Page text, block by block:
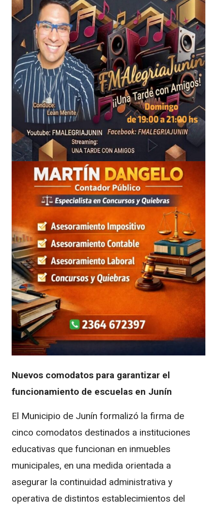
Nuevos comodatos para garantizar el
funcionamiento de escuelas en Junín
El Municipio de Junín formalizó la firma de
cinco comodatos destinados a instituciones
educativas que funcionan en inmuebles
municipales, en una medida orientada a
asegurar la continuidad administrativa y
operativa de distintos establecimientos del